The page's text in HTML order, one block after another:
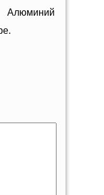
Алюминий